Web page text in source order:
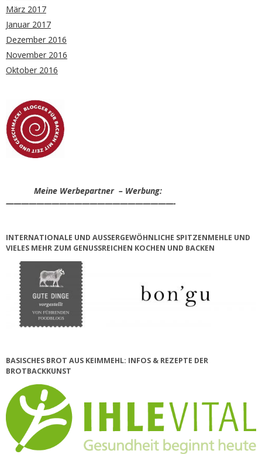
März 2017
Januar 2017
Dezember 2016
November 2016
Oktober 2016
Meine Werbepartner – Werbung:
——————————————————————-
INTERNATIONALE UND AUSSERGEWÖHNLICHE SPITZENMEHLE UND V
IELES MEHR ZUM GENUSSREICHEN KOCHEN UND BACKEN
BASISCHES BROT AUS KEIMMEHL: INFOS & REZEPTE DER
BROTBACKKUNST